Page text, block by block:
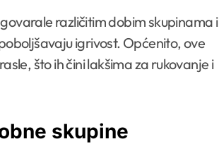
različitim dobim skupinama i
igrivost. Općenito, ove
što ih čini lakšima za rukovanje i
skupine